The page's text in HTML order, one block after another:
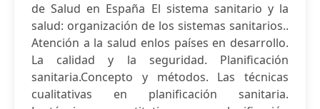
de Salud en España El sistema sanitario y la
salud: organización de los sistemas sanitarios..
Atención a la salud enlos países en desarrollo.
La calidad y la seguridad. Planificación
sanitaria.Concepto y métodos. Las técnicas
cualitativas en planificación sanitaria.